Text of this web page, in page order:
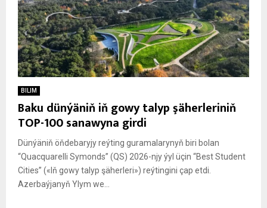
BILIM
Baku dünýäniň iň gowy talyp şäherleriniň
TOP-100 sanawyna girdi
Dünýäniň öňdebaryjy reýting guramalarynyň biri bolan
“Quacquarelli Symonds” (QS) 2026-njy ýyl üçin “Best Student
Cities” («Iň gowy talyp şäherleri») reýtingini çap etdi.
Azerbaýjanyň Ylym we...